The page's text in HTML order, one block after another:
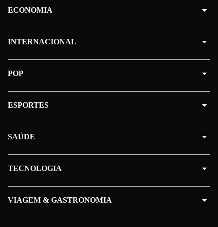
ECONOMIA
INTERNACIONAL
POP
ESPORTES
SAÚDE
TECNOLOGIA
VIAGEM & GASTRONOMIA